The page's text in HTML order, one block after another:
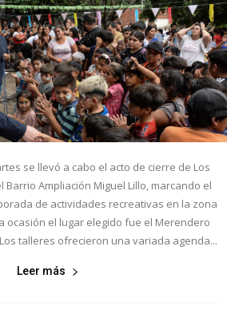
se llevó a cabo el acto de cierre de Los
Ampliación Miguel Lillo, marcando el
de actividades recreativas en la zona
ocasión el lugar elegido fue el Merendero
talleres ofrecieron una variada agenda...
Leer más